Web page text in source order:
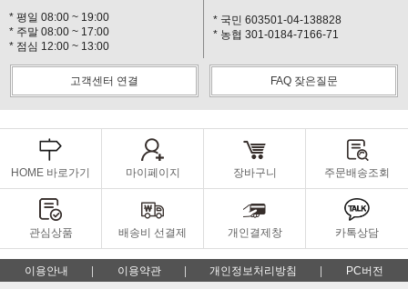
* 평일 08:00 ~ 19:00
* 주말 08:00 ~ 17:00
* 점심 12:00 ~ 13:00
* 국민 603501-04-138828
* 농협 301-0184-7166-71
고객센터 연결 FAQ 잦은질문
HOME 바로가기 마이페이지 장바구니 주문배송조회
관심상품 배송비 선결제 개인결제창 카톡상담
이용안내 이용약관 개인정보처리방침 PC버전